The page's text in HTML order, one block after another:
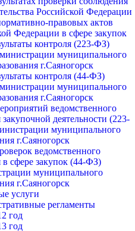
Российской Федерации
правовых актов
Федерации в сфере закупок
контроля (223-ФЗ)
муниципального
г.Саяногорск
контроля (44-ФЗ)
муниципального
г.Саяногорск
ведомственного
закупочной деятельности (223-
муниципального
г.Саяногорск
ведомственного
в сфере закупок (44-ФЗ)
муниципального
г.Саяногорск
услуги
регламенты
год
год